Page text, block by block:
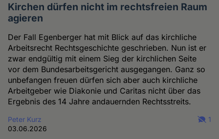
Kirchen dürfen nicht im rechtsfreien Raum
agieren
Der Fall Egenberger hat mit Blick auf das kirchliche
Arbeitsrecht Rechtsgeschichte geschrieben. Nun ist er
zwar endgültig mit einem Sieg der kirchlichen Seite
vor dem Bundesarbeitsgericht ausgegangen. Ganz so
unbefangen freuen dürfen sich aber auch kirchliche
Arbeitgeber wie Diakonie und Caritas nicht über das
Ergebnis des 14 Jahre andauernden Rechtsstreits.
Peter Kurz
03.06.2026
1